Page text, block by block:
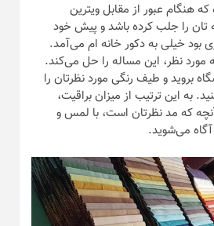
که هنگام عبور از مقابل ویترین
تان را جلب کرده باشد و پیش خود
بود خیلی به دکور خانه ام می‌آمد.
مورد نظر، این مساله را حل می‌کند.
بروید و طیف رنگی مورد نظرتان را
به این ترتیب از میزان براقیت،
که مد نظرتان است، با لمس و
می‌شوید.